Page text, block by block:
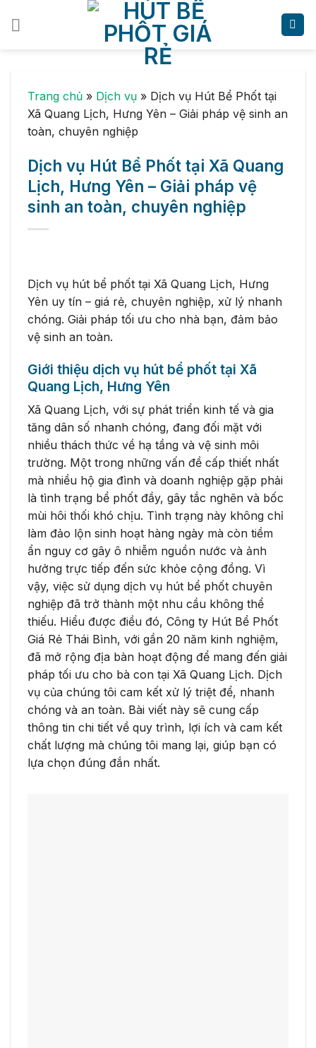
Trang chủ » Dịch vụ » Dịch vụ Hút Bể Phốt tại
Xã Quang Lịch, Hưng Yên – Giải pháp vệ sinh an
toàn, chuyên nghiệp
Dịch vụ Hút Bể Phốt tại Xã Quang
Lịch, Hưng Yên – Giải pháp vệ
sinh an toàn, chuyên nghiệp
Dịch vụ hút bể phốt tại Xã Quang Lịch, Hưng
Yên uy tín – giá rẻ, chuyên nghiệp, xử lý nhanh
chóng. Giải pháp tối ưu cho nhà bạn, đảm bảo
vệ sinh an toàn.
Giới thiệu dịch vụ hút bể phốt tại Xã
Quang Lịch, Hưng Yên
Xã Quang Lịch, với sự phát triển kinh tế và gia
tăng dân số nhanh chóng, đang đối mặt với
nhiều thách thức về hạ tầng và vệ sinh môi
trường. Một trong những vấn đề cấp thiết nhất
mà nhiều hộ gia đình và doanh nghiệp gặp phải
là tình trạng bể phốt đầy, gây tắc nghẽn và bốc
mùi hôi thối khó chịu. Tình trạng này không chỉ
làm đảo lộn sinh hoạt hàng ngày mà còn tiềm
ẩn nguy cơ gây ô nhiễm nguồn nước và ảnh
hưởng trực tiếp đến sức khỏe cộng đồng. Vì
vậy, việc sử dụng dịch vụ hút bể phốt chuyên
nghiệp đã trở thành một nhu cầu không thể
thiếu. Hiểu được điều đó, Công ty Hút Bể Phốt
Giá Rẻ Thái Bình, với gần 20 năm kinh nghiệm,
đã mở rộng địa bàn hoạt động để mang đến giải
pháp tối ưu cho bà con tại Xã Quang Lịch. Dịch
vụ của chúng tôi cam kết xử lý triệt để, nhanh
chóng và an toàn. Bài viết này sẽ cung cấp
thông tin chi tiết về quy trình, lợi ích và cam kết
chất lượng mà chúng tôi mang lại, giúp bạn có
lựa chọn đúng đắn nhất.